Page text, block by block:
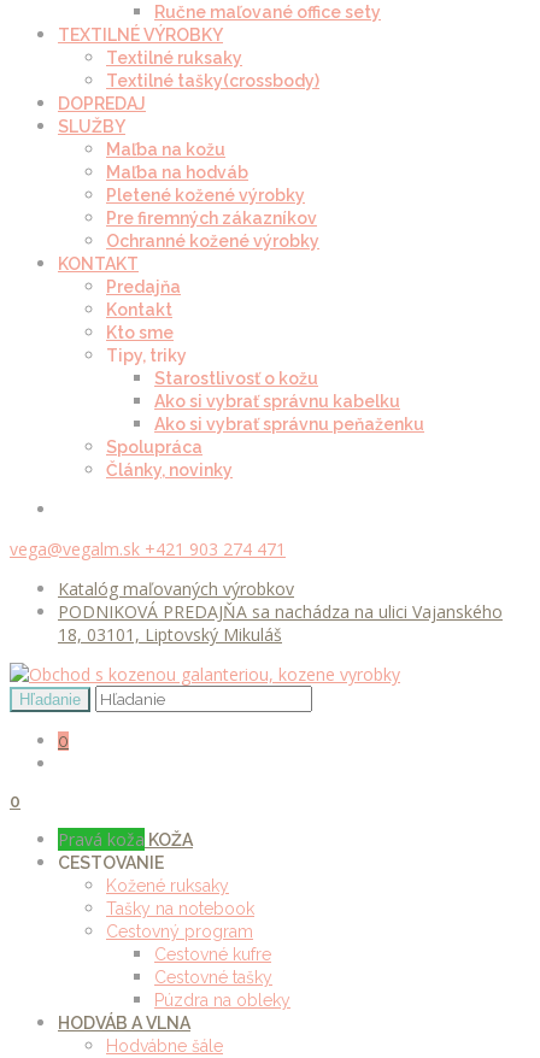
Ručne maľované office sety
TEXTILNÉ VÝROBKY
Textilné ruksaky
Textilné tašky(crossbody)
DOPREDAJ
SLUŽBY
Maľba na kožu
Maľba na hodváb
Pletené kožené výrobky
Pre firemných zákazníkov
Ochranné kožené výrobky
KONTAKT
Predajňa
Kontakt
Kto sme
Tipy, triky
Starostlivosť o kožu
Ako si vybrať správnu kabelku
Ako si vybrať správnu peňaženku
Spolupráca
Články, novinky
vega@vegalm.sk +421 903 274 471
Katalóg maľovaných výrobkov
PODNIKOVÁ PREDAJŇA sa nachádza na ulici Vajanského
18, 03101, Liptovský Mikuláš
0
0
Pravá koža KOŽA
CESTOVANIE
Kožené ruksaky
Tašky na notebook
Cestovný program
Cestovné kufre
Cestovné tašky
Púzdra na obleky
HODVÁB A VLNA
Hodvábne šále